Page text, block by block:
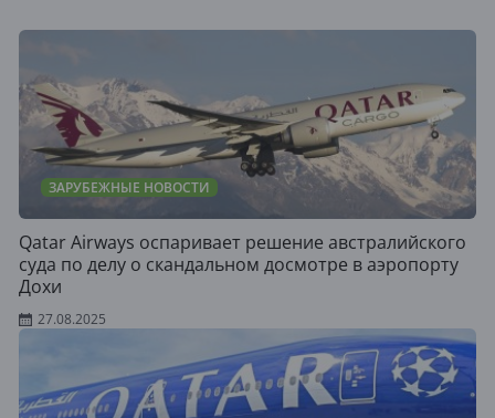
ЗАРУБЕЖНЫЕ НОВОСТИ
Qatar Airways оспаривает решение австралийского
суда по делу о скандальном досмотре в аэропорту
Дохи
27.08.2025